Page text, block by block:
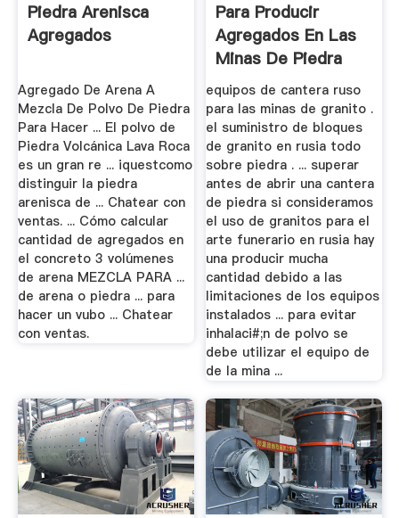
Piedra Arenisca
Agregados
Agregado De Arena A
Mezcla De Polvo De Piedra
Para Hacer ... El polvo de
Piedra Volcánica Lava Roca
es un gran re ... iquestcomo
distinguir la piedra
arenisca de ... Chatear con
ventas. ... Cómo calcular
cantidad de agregados en
el concreto 3 volúmenes
de arena MEZCLA PARA ...
de arena o piedra ... para
hacer un vubo ... Chatear
con ventas.
Para Producir
Agregados En Las
Minas De Piedra
Arenisca
equipos de cantera ruso
para las minas de granito .
el suministro de bloques
de granito en rusia todo
sobre piedra . ... superar
antes de abrir una cantera
de piedra si consideramos
el uso de granitos para el
arte funerario en rusia hay
una producir mucha
cantidad debido a las
limitaciones de los equipos
instalados ... para evitar
inhalaci#;n de polvo se
debe utilizar el equipo de
de la mina ...